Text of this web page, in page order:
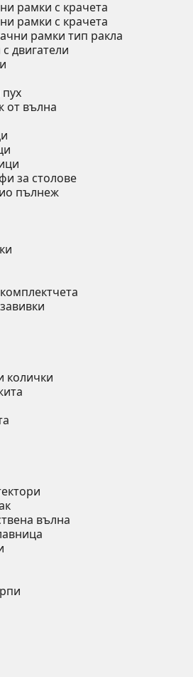
рамки с крачета
рамки с крачета
рамки тип ракла
двигатели
от вълна
за столове
пълнеж
колички
вълна